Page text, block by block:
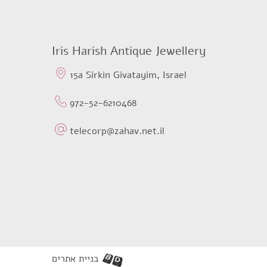
Iris Harish Antique Jewellery
15a Sirkin Givatayim, Israel
972-52-6210468
telecorp@zahav.net.il
בניית אתרים